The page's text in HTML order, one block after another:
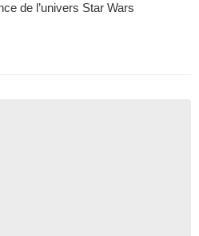
de l’univers Star Wars